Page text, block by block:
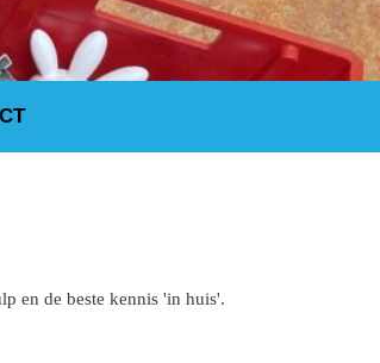
en de beste kennis 'in huis'.